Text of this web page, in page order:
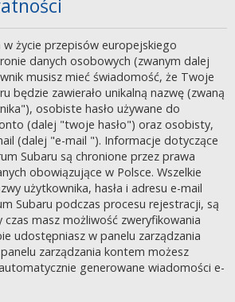
w życie przepisów europejskiego
danych osobowych (zwanym dalej
musisz mieć świadomość, że Twoje
będzie zawierało unikalną nazwę (zwaną
osobiste hasło używane do
(dalej "twoje hasło") oraz osobisty,
(dalej "e-mail "). Informacje dotyczące
Subaru są chronione przez prawa
obowiązujące w Polsce. Wszelkie
użytkownika, hasła i adresu e-mail
Subaru podczas procesu rejestracji, są
czas masz możliwość zweryfikowania
udostępniasz w panelu zarządzania
zarządzania kontem możesz
automatycznie generowane wiadomości e-